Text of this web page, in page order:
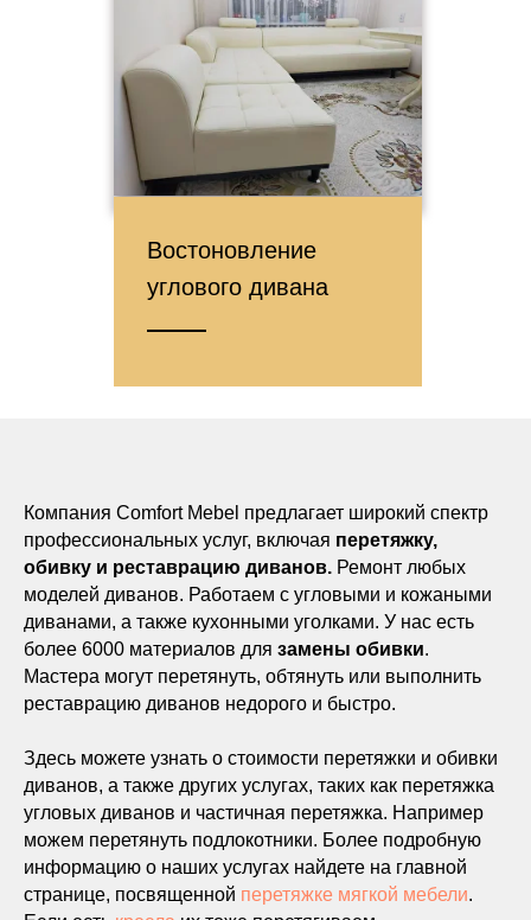
Востоновление
углового дивана
Компания Comfort Mebel предлагает широкий спектр
профессиональных услуг, включая перетяжку,
обивку и реставрацию диванов. Ремонт любых
моделей диванов. Работаем с угловыми и кожаными
диванами, а также кухонными уголками. У нас есть
более 6000 материалов для замены обивки.
Мастера могут перетянуть, обтянуть или выполнить
реставрацию диванов недорого и быстро.
Здесь можете узнать о стоимости перетяжки и обивки
диванов, а также других услугах, таких как перетяжка
угловых диванов и частичная перетяжка. Например
можем перетянуть подлокотники. Более подробную
информацию о наших услугах найдете на главной
странице, посвященной перетяжке мягкой мебели.